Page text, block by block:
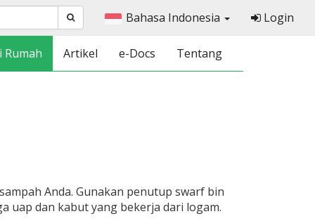
Bahasa Indonesia Login
Rumah Artikel e-Docs Tentang
Anda. Gunakan penutup swarf bin
uap dan kabut yang bekerja dari logam.